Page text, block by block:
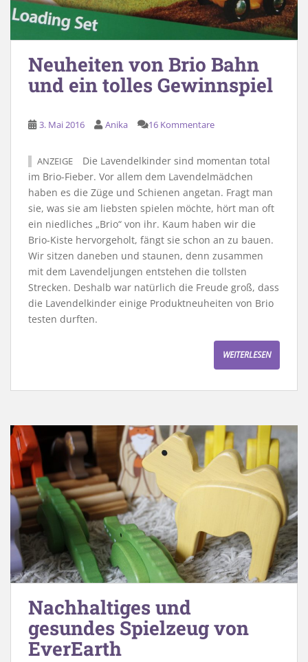
Neuheiten von Brio Bahn
und ein tolles Gewinnspiel
3. Mai 2016 Anika 16 Kommentare
ANZEIGE
Die Lavendelkinder sind momentan total
im Brio-Fieber. Vor allem dem Lavendelmädchen
haben es die Züge und Schienen angetan. Fragt man
sie, was sie am liebsten spielen möchte, hört man oft
ein niedliches „Brio“ von ihr. Kaum haben wir die
Brio-Kiste hervorgeholt, fängt sie schon an zu bauen.
Wir sitzen daneben und staunen, denn zusammen
mit dem Lavendeljungen entstehen die tollsten
Strecken. Deshalb war natürlich die Freude groß, dass
die Lavendelkinder einige Produktneuheiten von Brio
testen durften.
WEITERLESEN
Nachhaltiges und
gesundes Spielzeug von
EverEarth